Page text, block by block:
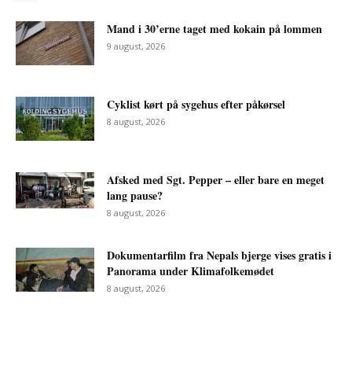
Mand i 30’erne taget med kokain på lommen
9 august, 2026
Cyklist kørt på sygehus efter påkørsel
8 august, 2026
Afsked med Sgt. Pepper – eller bare en meget
lang pause?
8 august, 2026
Dokumentarfilm fra Nepals bjerge vises gratis i
Panorama under Klimafolkemødet
8 august, 2026